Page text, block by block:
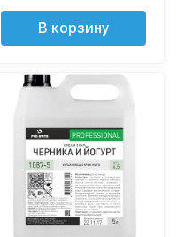
В корзину